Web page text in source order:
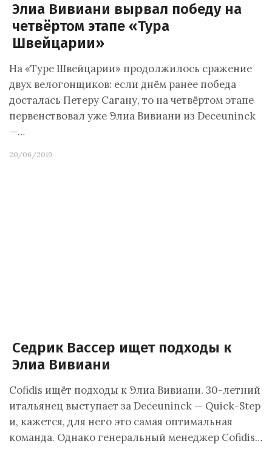
Элиа Вивиани вырвал победу на
четвёртом этапе «Тура
Швейцарии»
На «Туре Швейцарии» продолжилось сражение
двух велогонщиков: если днём ранее победа
досталась Петеру Сагану, то на четвёртом этапе
первенствовал уже Элиа Вивиани из Deceuninck
—…
20/06/2019
Седрик Вассер ищет подходы к
Элиа Вивиани
Cofidis ищёт подходы к Элиа Вивиани. 30-летний
итальянец выступает за Deceuninck — Quick-Step
и, кажется, для него это самая оптимальная
команда. Однако генеральный менеджер Cofidis…